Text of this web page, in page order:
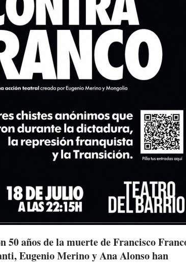
50 años de la muerte de Francisco
Eugenio Merino y Ana Alonso han